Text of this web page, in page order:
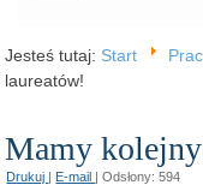
Jesteś tutaj: Start
laureatów!
Mamy
Drukuj | E-mail |Odsłony: 594